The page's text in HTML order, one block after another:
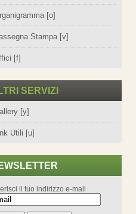
[o]
Stampa [v]
[f]
SERVIZI
[y]
Utili [u]
il tuo indirizzo e-mail